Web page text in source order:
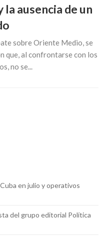
ausencia de un
sobre Oriente Medio, se
que, al confrontarse con los
no se...
en julio y operativos
del grupo editorial Política